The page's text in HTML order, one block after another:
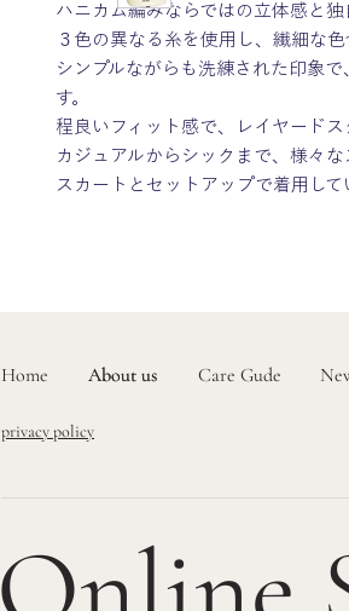
ハニカム編みならではの立体感と独
３色の異なる糸を使用し、繊細な色
シンプルながらも洗練された印象
す。
程良いフィット感で、レイヤードス
カジュアルからシックまで、様々な
スカートとセットアップで着用して
Home About us
About us Care Gude
privacy policy